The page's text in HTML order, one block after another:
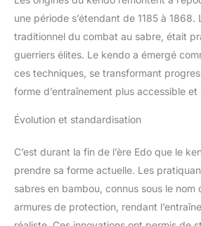
une période s’étendant de 1185 à 1868.
traditionnel du combat au sabre, était
guerriers élites. Le kendo a émergé
ces techniques, se transformant
forme d’entraînement plus accessible et
Évolution et standardisation
C’est durant la fin de l’ère Edo que le
prendre sa forme actuelle. Les
sabres en bambou, connus sous le nom
armures de protection, rendant